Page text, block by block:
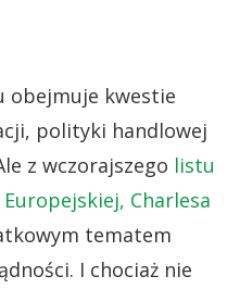
obejmuje kwestie
polityki handlowej
z wczorajszego listu
Charlesa
tematem
I chociaż nie